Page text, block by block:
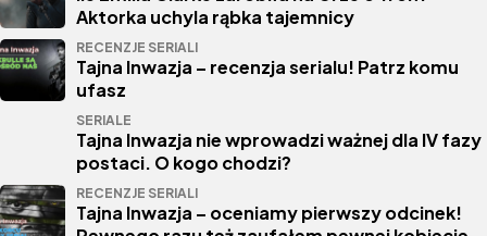
Aktorka uchyla rąbka tajemnicy
RECENZJE SERIALI
Tajna Inwazja – recenzja serialu! Patrz komu
ufasz
SERIALE
Tajna Inwazja nie wprowadzi ważnej dla IV fazy
postaci. O kogo chodzi?
RECENZJE SERIALI
Tajna Inwazja – oceniamy pierwszy odcinek!